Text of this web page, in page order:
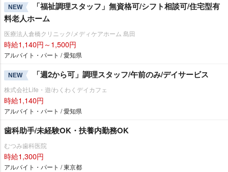
NEW
「福祉調理スタッフ」無資格可/シフト相談可/住宅型有
料老人ホーム
医療法人倉橋クリニック/メディケアホーム 島田
時給1,140円～1,500円
アルバイト・パート / 愛知県
NEW 「週2から可」調理スタッフ/午前のみ/デイサービス
株式会社Life・遊/わくわくデイカフェ
時給1,140円
アルバイト・パート / 愛知県
歯科助手/未経験OK・扶養内勤務OK
むつみ歯科医院
時給1,300円
アルバイト・パート / 東京都